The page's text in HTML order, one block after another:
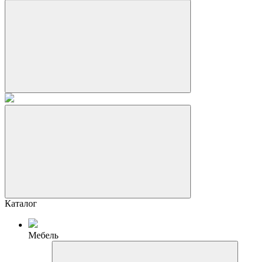
Каталог
Мебель